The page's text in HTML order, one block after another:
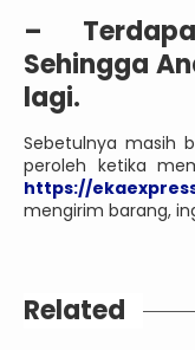
–
Sehingga
lagi.
Sebetulnya masih
peroleh ketika
https://
mengirim barang,
Related